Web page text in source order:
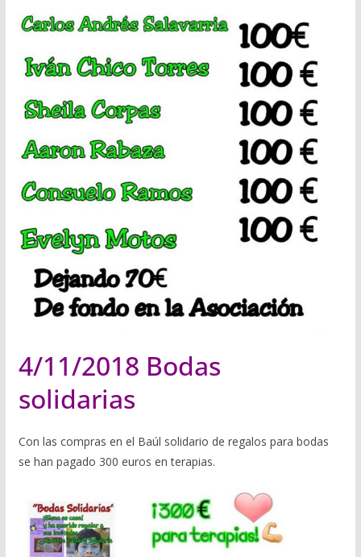
4/11/2018 Bodas
solidarias
Con las compras en el Baúl solidario de regalos para bodas
se han pagado 300 euros en terapias.